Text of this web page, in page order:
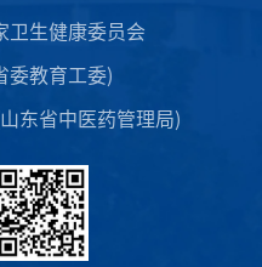
卫生健康委员会
委教育工委)
东省中医药管理局)